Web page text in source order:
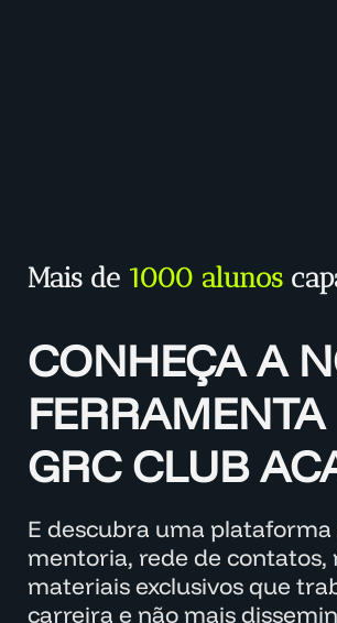
Mais de 1000 alunos
CONHEÇA A
FERRAMENTA
GRC CLUB
E descubra uma
mentoria, rede de contatos,
materiais exclusivos que
carreira e não mais